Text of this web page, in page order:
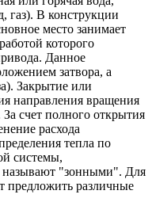
газ). В конструкции
место занимает
которого
Данное
затвора, а
Закрытие или
направления вращения
За счет полного открытия
расхода
тепла по
системы,
называют "зонными". Для
предложить различные